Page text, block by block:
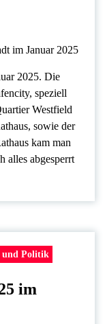
2025. Die
speziell
Westfield
sowie der
kam man
alles abgesperrt
Politik
im